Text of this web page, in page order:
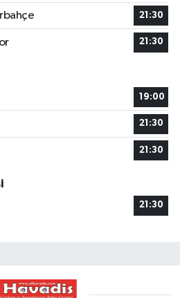
21:30
21:30
19:00
21:30
21:30
21:30